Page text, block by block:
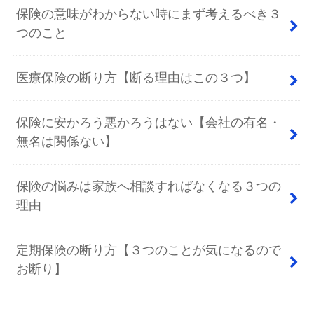
保険の意味がわからない時にまず考えるべき３
つのこと
医療保険の断り方【断る理由はこの３つ】
保険に安かろう悪かろうはない【会社の有名・
無名は関係ない】
保険の悩みは家族へ相談すればなくなる３つの
理由
定期保険の断り方【３つのことが気になるので
お断り】